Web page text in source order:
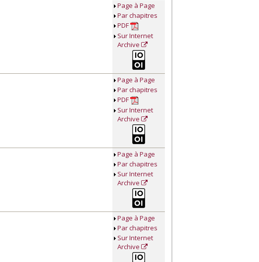
Page à Page
Par chapitres
PDF
Sur Internet
Archive
Page à Page
Par chapitres
PDF
Sur Internet
Archive
Page à Page
Par chapitres
Sur Internet
Archive
Page à Page
Par chapitres
Sur Internet
Archive